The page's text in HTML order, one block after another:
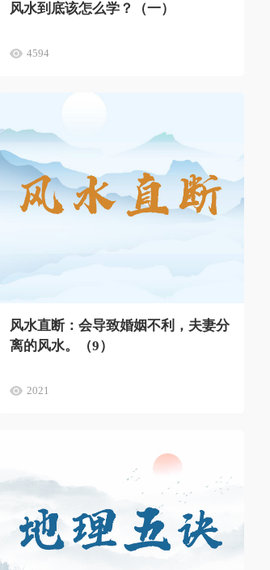
风水到底该怎么学？（一）
4594
风水直断：会导致婚姻不利，夫妻分
离的风水。（9）
2021